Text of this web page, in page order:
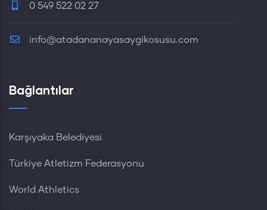
0 549 522 02 27
info@atadananayasaygikosusu.com
Bağlantılar
Karşıyaka Belediyesi
Türkiye Atletizm Federasyonu
World Athletics